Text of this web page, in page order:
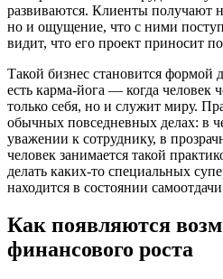
развиваются. Клиенты получают
но и ощущение, что с ними
видит, что его проект приносит
Такой бизнес становится формой
есть карма-йога — когда человек
только себя, но и служит миру.
обычных повседневных делах: в
уважении к сотруднику, в
человек занимается такой
делать каких-то специальных
находится в состоянии
Как появляются
финансового роста